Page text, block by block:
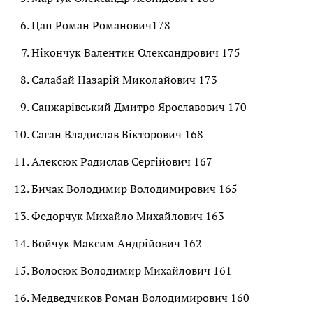
Цап Роман Романович178
Нікончук Валентин Олександрович 175
Салабай Назарій Миколайович 173
Санжарівський Дмитро Ярославович 170
Саган Владислав Вікторович 168
Алексюк Радислав Сергійович 167
Бичак Володимир Володимирович 165
Федорчук Михайло Михайлович 163
Бойчук Максим Андрійович 162
Волосюк Володимир Михайлович 161
Медведчиков Роман Володимирович 160